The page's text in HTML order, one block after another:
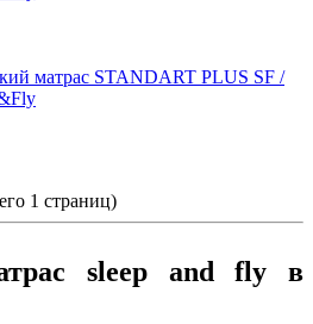
матрас STANDART PLUS SF /
1 страниц)
sleep and fly в